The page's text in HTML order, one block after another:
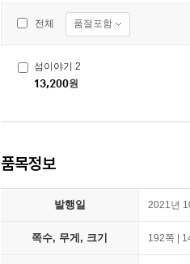
전체 품절포함
섬이야기 2
13,200원
품목정보
발행일 2021년
쪽수, 무게, 크기 192쪽 |